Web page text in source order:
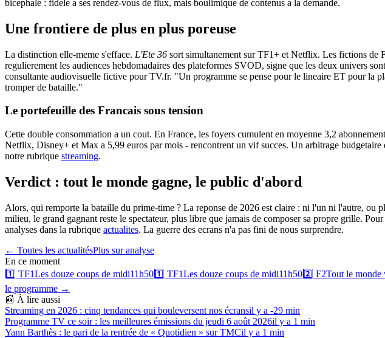
bicephale : fidele a ses rendez-vous de flux, mais boulimique de contenus a la demande.
Une frontiere de plus en plus poreuse
La distinction elle-meme s'efface. L'Ete 36 sort simultanement sur TF1+ et Netflix. Les fictions de
regulierement les audiences hebdomadaires des plateformes SVOD, signe que les deux univers
consultante audiovisuelle fictive pour TV.fr. "Un programme se pense pour le lineaire ET pour la
tromper de bataille."
Le portefeuille des Francais sous tension
Cette double consommation a un cout. En France, les foyers cumulent en moyenne 3,2
Netflix, Disney+ et Max a 5,99 euros par mois - rencontrent un vif succes. Un arbitrage
notre rubrique streaming.
Verdict : tout le monde gagne, le public d'abord
Alors, qui remporte la bataille du prime-time ? La reponse de 2026 est claire : ni l'un ni l'autre,
milieu, le grand gagnant reste le spectateur, plus libre que jamais de composer sa propre grille.
analyses dans la rubrique actualites. La guerre des ecrans n'a pas fini de nous surprendre.
← Toutes les actualitésPlus suranalyse
En ce moment
1️⃣ TF1Les douze coups de midi11h501️⃣ TF1Les douze coups de midi11h502️⃣ F2Tout le monde
le programme →
📰 À lire aussi
Streaming en 2026 : cinq tendances qui bouleversent nos écransil y a -29 min
Programme TV ce soir : les meilleures émissions du jeudi 6 août 2026il y a 1 min
Yann Barthès : le pari de la rentrée de « Quotidien » sur TMCil y a 1 min